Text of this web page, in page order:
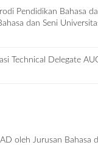
Pendidikan Bahasa
dan Seni
Technical Delegate
oleh Jurusan Bahasa